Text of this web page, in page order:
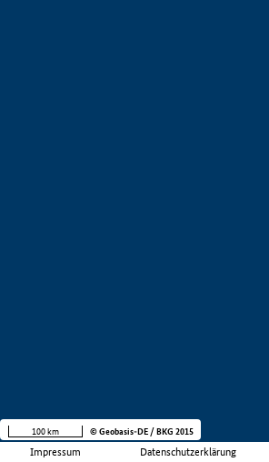
Impressum Datenschutzerklärung
100 km © Geobasis-DE / BKG 2015